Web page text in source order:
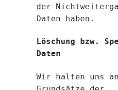
der
Daten haben.
Löschung bzw.
Daten
Wir halten uns